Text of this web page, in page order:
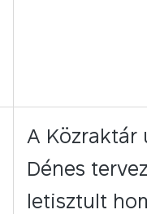
A Közraktár
Dénes
letisztult